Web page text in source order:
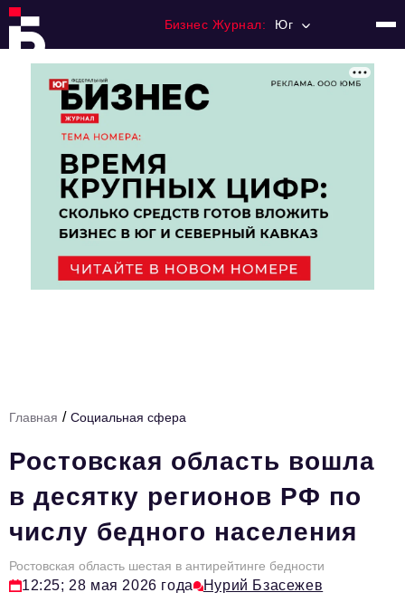
Бизнес Журнал: Юг
Франчайзинг
Номера журнала
Категории:
Финансы
Цитаты
Аналитика
Главное
Интервью
Главная / Социальная сфера
Ростовская область вошла
в десятку регионов РФ по
числу бедного населения
Ростовская область шестая в антирейтинге бедности
12:25; 28 мая 2026 года Нурий Бзасежев